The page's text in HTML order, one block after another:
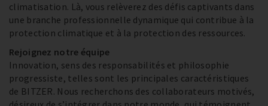
climatisation. Là, vous relèverez des défis captivants dans
une branche professionnelle dynamique qui contribue à la
protection climatique et à la protection des ressources.
Rejoignez notre équipe
Innovation, sens des responsabilités et philosophie
progressiste, telles sont les principales caractéristiques
de BITZER. Nous recherchons des collaborateurs motivés,